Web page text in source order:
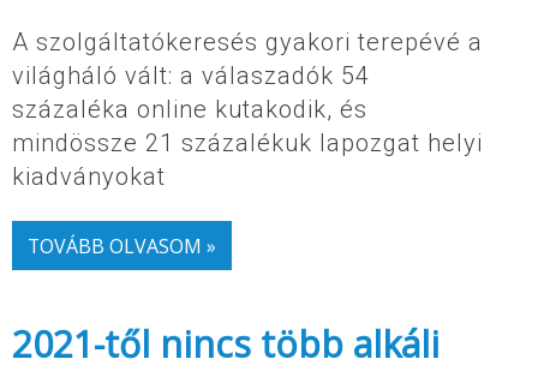
A szolgáltatókeresés gyakori terepévé a
világháló vált: a válaszadók 54
százaléka online kutakodik, és
mindössze 21 százalékuk lapozgat helyi
kiadványokat
TOVÁBB OLVASOM »
2021-től nincs több alkáli